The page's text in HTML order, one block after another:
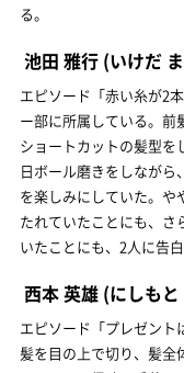
る。
池田 雅行 (いけだ
エピソード「赤い糸が2
ー部に所属している。前
ショートカットの髪型
日ボール磨きをしなが
を楽しみにしていた。
たれていたことにも、さ
いたことにも、2人に告
西本 英雄 (にしも
エピソード「プレゼン
髪を目の上で切り、髪全